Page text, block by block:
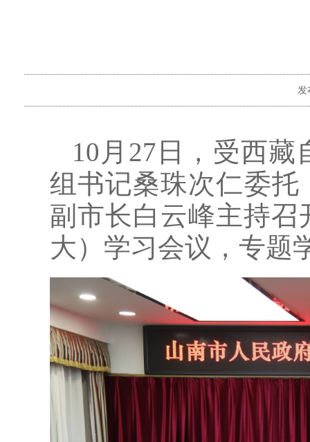
发
10月27日，受西
组书记桑珠次仁委
副市长白云峰主持
大）学习会议，专题